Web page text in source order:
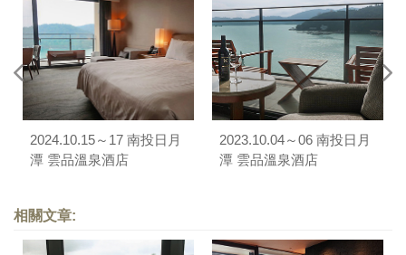
2024.10.15～17 南投日月
潭 雲品溫泉酒店
2023.10.04～06 南投日月
潭 雲品溫泉酒店
相關文章: